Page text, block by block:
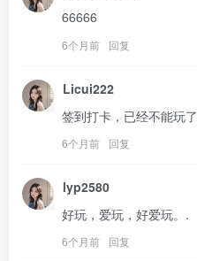
66666
6个月前 回复
Licui222
签到打卡，已经不能玩了
6个月前 回复
lyp2580
好玩，爱玩，好爱玩。.
6个月前 回复